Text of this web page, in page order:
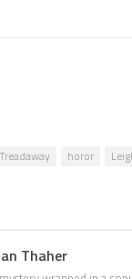
horor
Thaher